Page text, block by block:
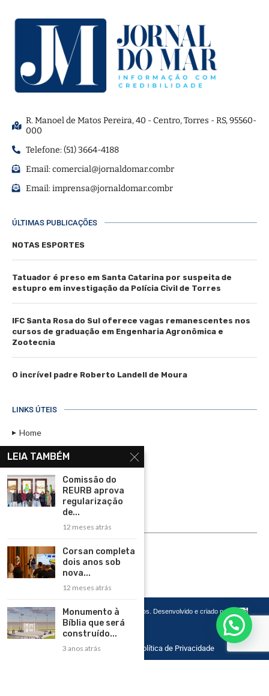
R. Manoel de Matos Pereira, 40 - Centro, Torres - RS, 95560-
000
Telefone: (51) 3664-4188
Email:comercial@jornaldomar.combr
Email:imprensa@jornaldomar.combr
ÚLTIMAS PUBLICAÇÕES
NOTAS ESPORTES
Tatuador é preso em Santa Catarina por suspeita de
estupro em investigação da Polícia Civil de Torres
IFC Santa Rosa do Sul oferece vagas remanescentes nos
cursos de graduação em Engenharia Agronômica e
Zootecnia
O incrível padre Roberto Landell de Moura
LINKS ÚTEIS
Home
Assinar
Contato
Política de Privacidade
Rádio Maristela - Ao Vivo
ASSINE
Copyright 2026 – Todos os Direitos Reservados. Desenvolvido e criado por
Cadô
Agência de Marketing
Home Contato Política de Privacidade
LEIA TAMBÉM
Comissão do
REURB aprova
regularização
de...
12 meses atrás
Corsan completa
dois anos sob
nova...
12 meses atrás
Monumento à
Bíblia que será
construído...
3 anos atrás